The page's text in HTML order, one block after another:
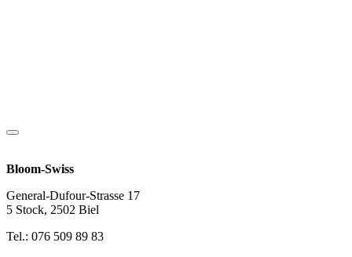
Bloom-Swiss
General-Dufour-Strasse 17
5 Stock, 2502 Biel
Tel.: 076 509 89 83